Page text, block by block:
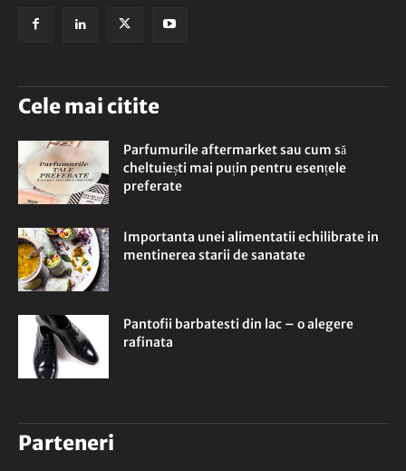
Cele mai citite
Parfumurile aftermarket sau cum să
cheltuiești mai puțin pentru esențele
preferate
Importanta unei alimentatii echilibrate in
mentinerea starii de sanatate
Pantofii barbatesti din lac – o alegere
rafinata
Parteneri